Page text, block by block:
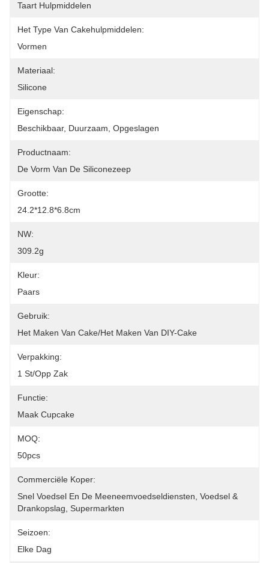
Taart Hulpmiddelen
Het Type Van Cakehulpmiddelen:
Vormen
Materiaal:
Silicone
Eigenschap:
Beschikbaar, Duurzaam, Opgeslagen
Productnaam:
De Vorm Van De Siliconezeep
Grootte:
24.2*12.8*6.8cm
NW:
309.2g
Kleur:
Paars
Gebruik:
Het Maken Van Cake/het Maken Van DIY-Cake
Verpakking:
1 St/opp Zak
Functie:
Maak Cupcake
MOQ:
50pcs
Commerciële Koper:
Snel Voedsel En De Meeneemvoedseldiensten, Voedsel &
Drankopslag, Supermarkten
Seizoen:
Elke Dag